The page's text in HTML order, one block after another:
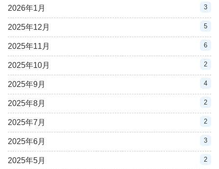
2026年1月 3
2025年12月 5
2025年11月 6
2025年10月 2
2025年9月 4
2025年8月 2
2025年7月 2
2025年6月 3
2025年5月 2